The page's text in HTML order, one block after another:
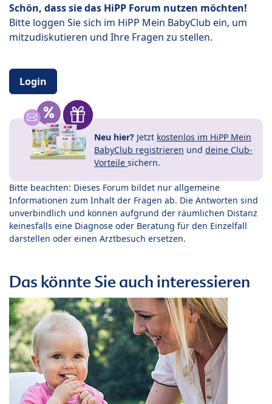
Schön, dass sie das HiPP Forum nutzen möchten!
Bitte loggen Sie sich im HiPP Mein BabyClub ein, um
mitzudiskutieren und Ihre Fragen zu stellen.
Login
Neu hier? Jetzt kostenlos im HiPP Mein
BabyClub registrieren und deine Club-
Vorteile sichern.
Bitte beachten: Dieses Forum bildet nur allgemeine
Informationen zum Inhalt der Fragen ab. Die Antworten sind
unverbindlich und können aufgrund der räumlichen Distanz
keinesfalls eine Diagnose oder Beratung für den Einzelfall
darstellen oder einen Arztbesuch ersetzen.
Das könnte Sie auch interessieren